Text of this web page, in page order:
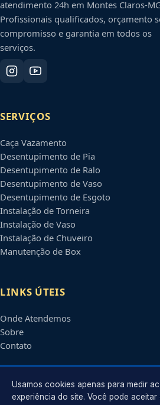
atendimento 24h em Montes Claros-
Profissionais qualificados, orçamento
compromisso e garantia em todos os
serviços.
SERVIÇOS
Caça Vazamento
Desentupimento de Pia
Desentupimento de Ralo
Desentupimento de Vaso
Desentupimento de Esgoto
Instalação de Torneira
Instalação de Vaso
Instalação de Chuveiro
Manutenção de Box
LINKS ÚTEIS
Onde Atendemos
Sobre
Contato
CONTATO
Usamos cookies apenas para medir
experiência do site. Você pode aceitar